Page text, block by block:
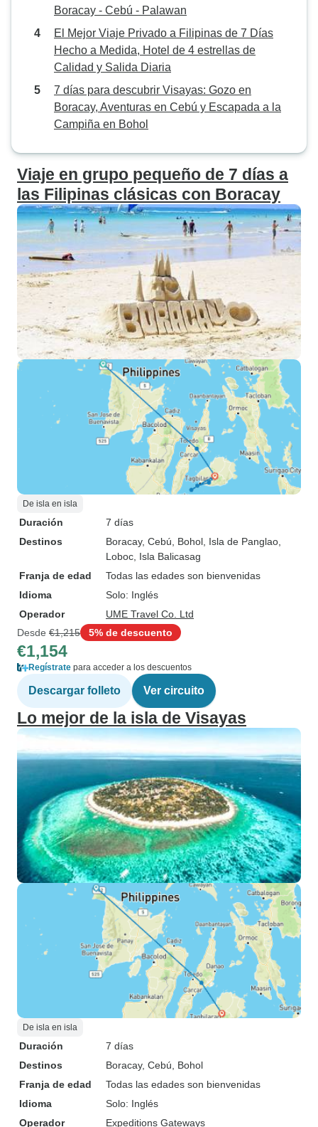
Boracay - Cebú - Palawan
El Mejor Viaje Privado a Filipinas de 7 Días
Hecho a Medida, Hotel de 4 estrellas de
Calidad y Salida Diaria
7 días para descubrir Visayas: Gozo en
Boracay, Aventuras en Cebú y Escapada a la
Campiña en Bohol
Viaje en grupo pequeño de 7 días a
las Filipinas clásicas con Boracay
De isla en isla
Duración
7 días
Destinos
Boracay, Cebú , Bohol , Isla de Panglao
Loboc , Isla Balicasag
Franja de edad
Todas las edades son bienvenidas
Idioma
Solo: Inglés
Operador
UME Travel Co. Ltd
Desde €1,215 5% de descuento
€1,154
Regístrate para acceder a los descuentos
Descargar folleto Ver circuito
Lo mejor de la isla de Visayas
De isla en isla
Duración
7 días
Destinos
Boracay, Cebú , Bohol
Franja de edad
Todas las edades son bienvenidas
Idioma
Solo: Inglés
Operador
Expeditions Gateways